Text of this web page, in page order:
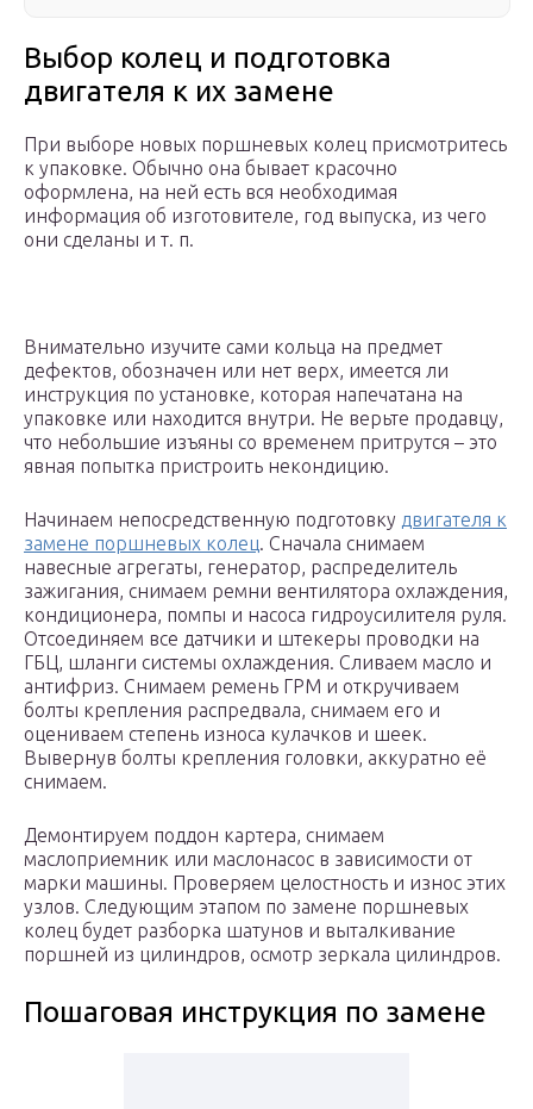
Выбор колец и подготовка
двигателя к их замене
При выборе новых поршневых колец присмотритесь
к упаковке. Обычно она бывает красочно
оформлена, на ней есть вся необходимая
информация об изготовителе, год выпуска, из чего
они сделаны и т. п.
Внимательно изучите сами кольца на предмет
дефектов, обозначен или нет верх, имеется ли
инструкция по установке, которая напечатана на
упаковке или находится внутри. Не верьте продавцу,
что небольшие изъяны со временем притрутся – это
явная попытка пристроить некондицию.
Начинаем непосредственную подготовку двигателя к
замене поршневых колец. Сначала снимаем
навесные агрегаты, генератор, распределитель
зажигания, снимаем ремни вентилятора охлаждения,
кондиционера, помпы и насоса гидроусилителя руля.
Отсоединяем все датчики и штекеры проводки на
ГБЦ, шланги системы охлаждения. Сливаем масло и
антифриз. Снимаем ремень ГРМ и откручиваем
болты крепления распредвала, снимаем его и
оцениваем степень износа кулачков и шеек.
Вывернув болты крепления головки, аккуратно её
снимаем.
Демонтируем поддон картера, снимаем
маслоприемник или маслонасос в зависимости от
марки машины. Проверяем целостность и износ этих
узлов. Следующим этапом по замене поршневых
колец будет разборка шатунов и выталкивание
поршней из цилиндров, осмотр зеркала цилиндров.
Пошаговая инструкция по замене